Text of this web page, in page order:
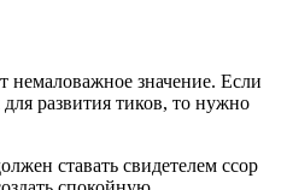
немаловажное значение. Если
развития тиков, то нужно
ставать свидетелем ссор